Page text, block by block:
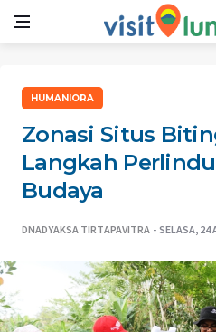
HUMANIORA
Zonasi Situs
Langkah
Budaya
DNADYAKSA TIRTAPAVITRA SELASA, 24